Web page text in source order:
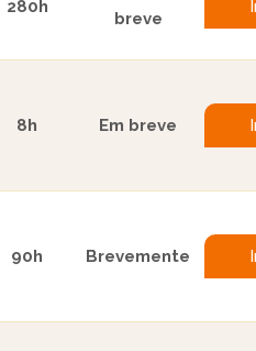
280h
breve
8h Em breve
90h Brevemente